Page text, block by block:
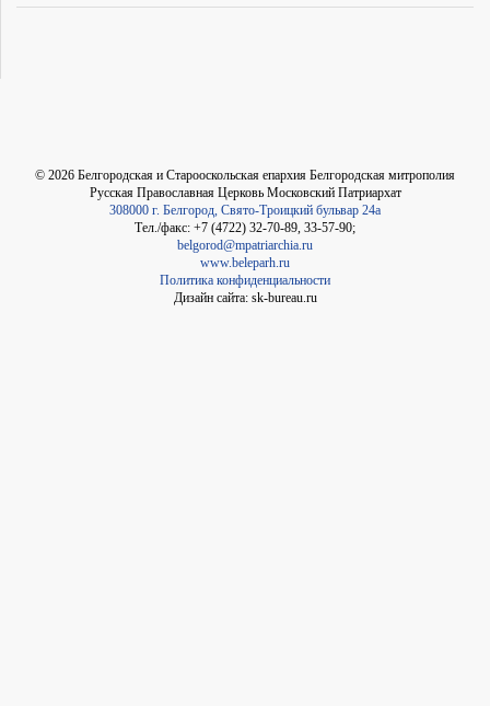
© 2026 Белгородская и Старооскольская епархия Белгородская митрополия
Русская Православная Церковь Московский Патриархат
308000 г. Белгород, Свято-Троицкий бульвар 24а
Тел./факс: +7 (4722) 32-70-89, 33-57-90;
belgorod@mpatriarchia.ru
www.beleparh.ru
Политика конфиденциальности
Дизайн сайта: sk-bureau.ru